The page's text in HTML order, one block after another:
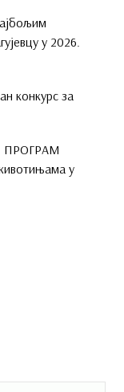
у 2026.
конкурс за
ПРОГРАМ
у